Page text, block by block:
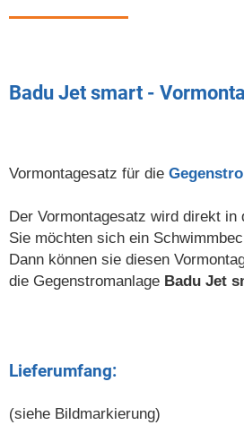
Badu Jet smart -
Vormontagesatz für die
Der Vormontagesatz wird direkt in
Sie möchten sich ein
Dann können sie diesen
die Gegenstromanlage Badu Jet
Lieferumfang:
(siehe Bildmarkierung)